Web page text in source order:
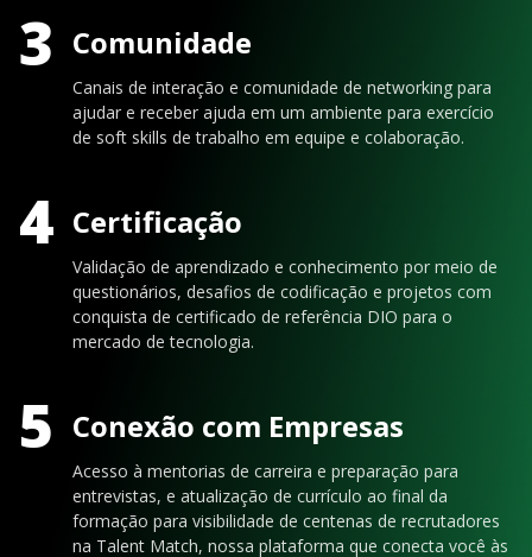
3 Comunidade
Canais de interação e comunidade de networking para
ajudar e receber ajuda em um ambiente para exercício
de soft skills de trabalho em equipe e colaboração.
4 Certificação
Validação de aprendizado e conhecimento por meio de
questionários, desafios de codificação e projetos com
conquista de certificado de referência DIO para o
mercado de tecnologia.
5 Conexão com Empresas
Acesso à mentorias de carreira e preparação para
entrevistas, e atualização de currículo ao final da
formação para visibilidade de centenas de recrutadores
na Talent Match, nossa plataforma que conecta você às